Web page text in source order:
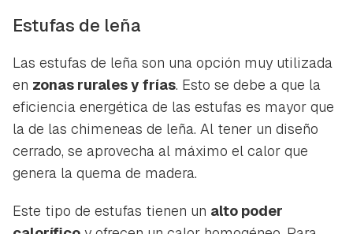
Estufas de leña
Las estufas de leña son una opción muy utilizada
en zonas rurales y frías. Esto se debe a que la
eficiencia energética de las estufas es mayor que
la de las chimeneas de leña. Al tener un diseño
cerrado, se aprovecha al máximo el calor que
genera la quema de madera.
Este tipo de estufas tienen un alto poder